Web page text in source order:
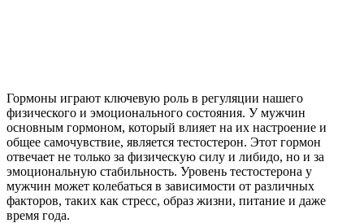
Гормоны играют ключевую роль в регуляции нашего
физического и эмоционального состояния. У мужчин
основным гормоном, который влияет на их настроение и
общее самочувствие, является тестостерон. Этот гормон
отвечает не только за физическую силу и либидо, но и за
эмоциональную стабильность. Уровень тестостерона у
мужчин может колебаться в зависимости от различных
факторов, таких как стресс, образ жизни, питание и даже
время года.